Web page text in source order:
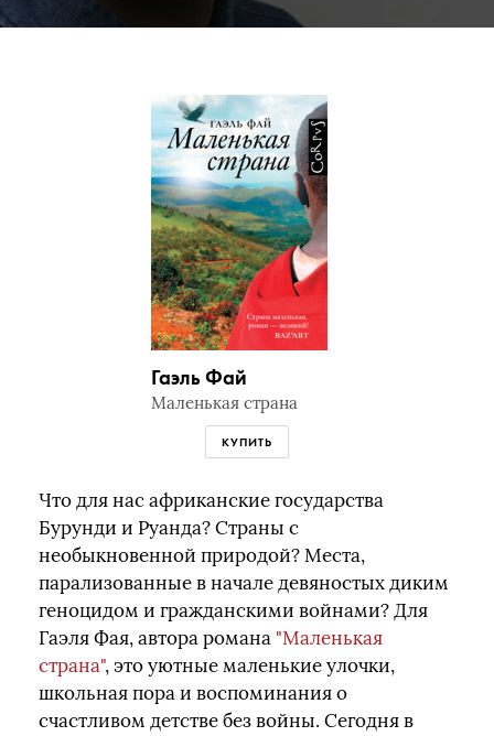
Гаэль Фай
Маленькая страна
КУПИТЬ
Что для нас африканские государства
Бурунди и Руанда? Страны с
необыкновенной природой? Места,
парализованные в начале девяностых диким
геноцидом и гражданскими войнами? Для
Гаэля Фая, автора романа "Маленькая
страна", это уютные маленькие улочки,
школьная пора и воспоминания о
счастливом детстве без войны. Сегодня в